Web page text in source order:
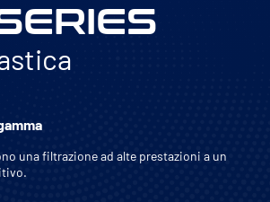
una filtrazione ad alte prestazioni a un